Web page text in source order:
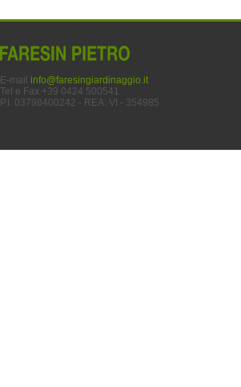
E-mail info@faresingiardinaggio.it
Tel e Fax +39 0424 500541
P.I. 03798400242 - REA: VI - 354985